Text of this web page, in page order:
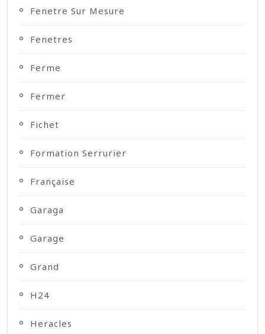
Fenetre Sur Mesure
Fenetres
Ferme
Fermer
Fichet
Formation Serrurier
Française
Garaga
Garage
Grand
H24
Heracles